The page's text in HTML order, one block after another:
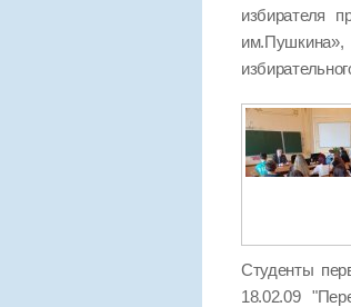
избирателя
им.Пушкина»,
Студенты
18.02.09